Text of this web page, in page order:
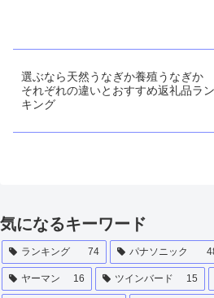
選ぶなら天然うなぎか養殖うなぎか
それぞれの違いとおすすめ返礼品ラン
キング
気になるキーワード
ランキング 74 パナソニック
ヤーマン 16 ツインバード 15